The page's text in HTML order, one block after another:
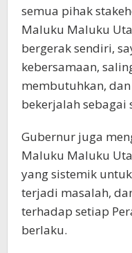
semua pihak
Maluku Maluku
bergerak sendiri,
kebersamaan,
membutuhkan,
bekerjalah sebagai
Gubernur juga
Maluku Maluku
yang sistemik
terjadi masalah,
terhadap setiap
berlaku.